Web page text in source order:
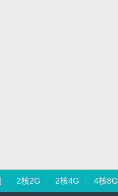
2核2G 2核4G 4核8G